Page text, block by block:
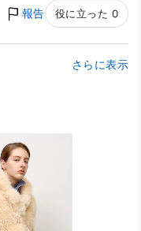
報告 役に立った 0
さらに表示